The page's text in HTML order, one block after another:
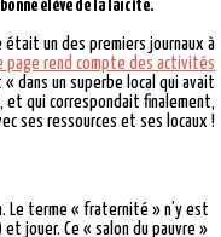
élève de la laïcité.
était un des premiers journaux à
page rend compte des activités
dans un superbe local qui avait
et qui correspondait finalement,
ses ressources et ses locaux !
Le terme « fraternité » n’y est
jouer. Ce « salon du pauvre »